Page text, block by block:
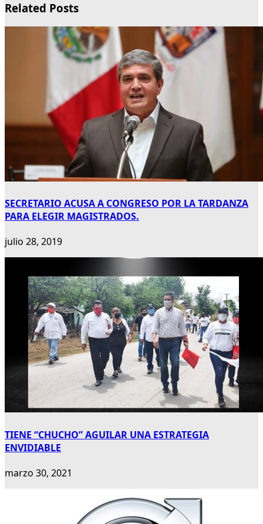
Related Posts
SECRETARIO ACUSA A CONGRESO POR LA TARDANZA
PARA ELEGIR MAGISTRADOS.
julio 28, 2019
TIENE “CHUCHO” AGUILAR UNA ESTRATEGIA
ENVIDIABLE
marzo 30, 2021